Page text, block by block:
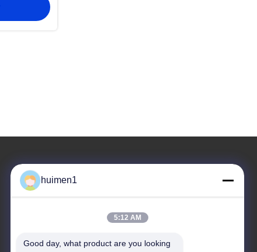
住所
1-3号 シュイニウプ通り 永興村 バイユン地区 広州
huimen1
5:12 AM
Good day, what product are you looking